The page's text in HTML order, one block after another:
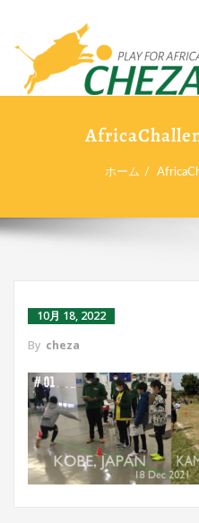
ホーム
10月 18, 2022
By cheza